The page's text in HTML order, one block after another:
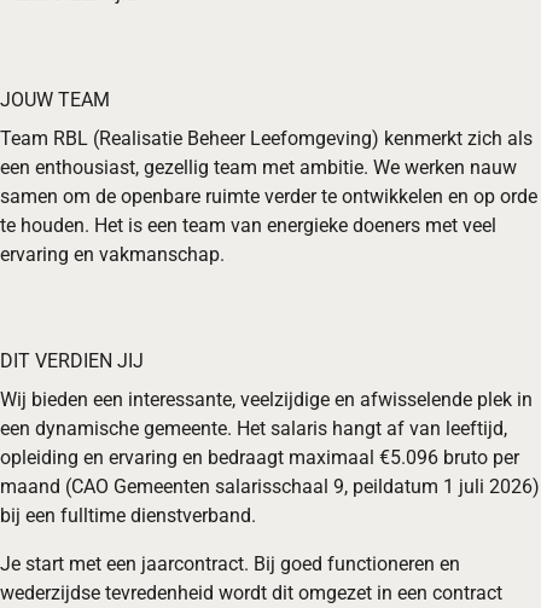
JOUW TEAM
Team RBL (Realisatie Beheer Leefomgeving) kenmerkt zich als
een enthousiast, gezellig team met ambitie. We werken nauw
samen om de openbare ruimte verder te ontwikkelen en op orde
te houden. Het is een team van energieke doeners met veel
ervaring en vakmanschap.
DIT VERDIEN JIJ
Wij bieden een interessante, veelzijdige en afwisselende plek in
een dynamische gemeente. Het salaris hangt af van leeftijd,
opleiding en ervaring en bedraagt maximaal €5.096 bruto per
maand (CAO Gemeenten salarisschaal 9, peildatum 1 juli 2026)
bij een fulltime dienstverband.
Je start met een jaarcontract. Bij goed functioneren en
wederzijdse tevredenheid wordt dit omgezet in een contract